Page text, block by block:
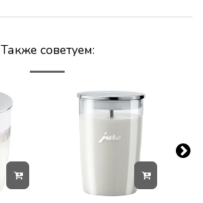
Также советуем: